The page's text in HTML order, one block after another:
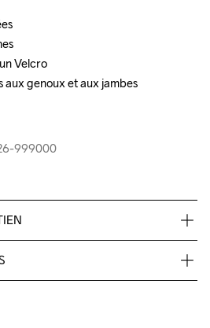
Velcro
aux genoux et aux jambes
999000
Velcro
aux genoux et aux jambes
999000